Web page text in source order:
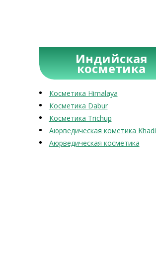
Индийская
косметика
Косметика Himalaya
Косметика Dabur
Косметика Trichup
Аюрведическая кометика Khadi
Аюрведическая косметика